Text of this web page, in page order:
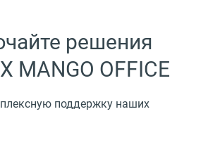
решения
MANGO OFFICE
поддержку наших